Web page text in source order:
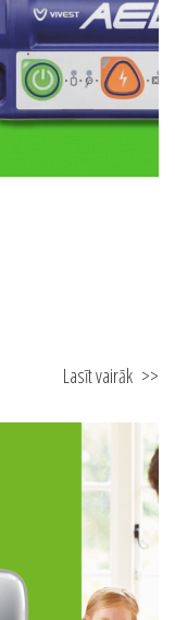
Lasīt vairāk >>